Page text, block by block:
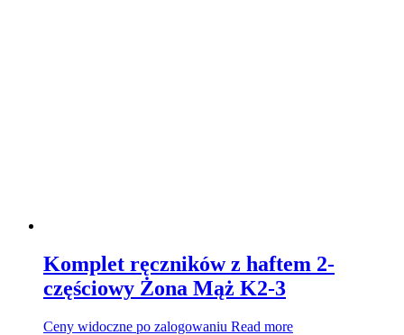
Komplet ręczników z haftem 2-
częściowy Żona Mąż K2-3
Ceny widoczne po zalogowaniu Read more